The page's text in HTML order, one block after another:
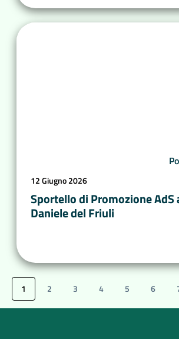
12 Giugno 2026
Sportello di Promozione AdS
Daniele del Friuli
1 2 3 4 5 6
10
11 12